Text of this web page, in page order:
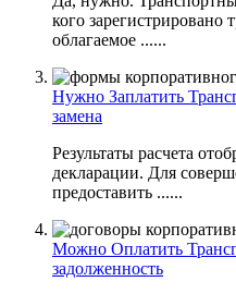
кого зарегистрировано
облагаемое ......
Нужно Заплатить
замена
Результаты расчета
декларации. Для
предоставить ......
Можно Оплатить
задолженность